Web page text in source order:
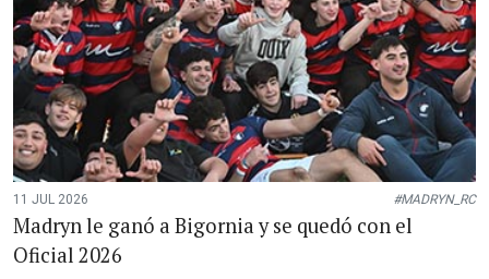
11 JUL 2026 #MADRYN_RC
Madryn le ganó a Bigornia y se quedó con el
Oficial 2026